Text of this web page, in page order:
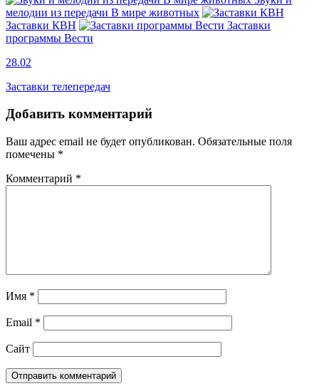
мелодии из передачи В мире животных
Заставки КВН
Заставки
программы Вести
28.02
Заставки телепередач
Добавить комментарий
Ваш адрес email не будет опубликован. Обязательные поля
помечены *
Комментарий *
Имя *
Email *
Сайт